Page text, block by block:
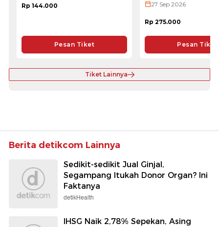
Rp 144.000
Pesan Tiket
27 Sep 2026
Rp 275.000
Pesan Tiket
Tiket Lainnya
Berita detikcom Lainnya
Sedikit-sedikit Jual Ginjal,
Segampang Itukah Donor Organ? Ini
Faktanya
detikHealth
IHSG Naik 2,78% Sepekan, Asing